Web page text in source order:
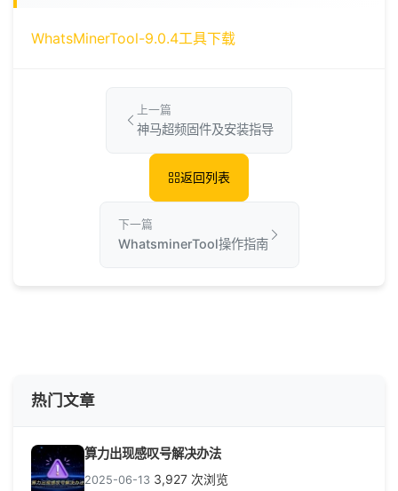
WhatsMinerTool-9.0.4工具下载
上一篇
神马超频固件及安装指导
返回列表
下一篇
WhatsminerTool操作指南
热门文章
算力出现感叹号解决办法
2025-06-13 3,927 次浏览